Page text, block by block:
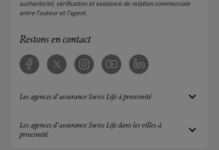
authenticité, vérification et existence de relation commerciale
entre l'auteur et l'agent.
Restons en contact
FacebookTwitter InstagramYoutube Linkedin
Les agences d'assurance Swiss Life à proximité
Les agences d'assurance Swiss Life dans les villes à
proximité